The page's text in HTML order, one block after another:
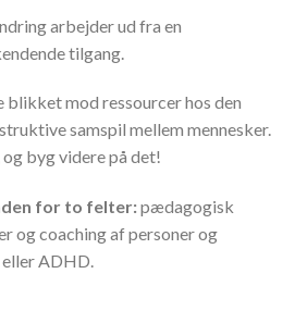
arbejder ud fra en
tilgang.
mod ressourcer hos den
samspil mellem mennesker.
og byg videre på det!
for to felter:pædagogisk
og coaching af personer og
ADHD.